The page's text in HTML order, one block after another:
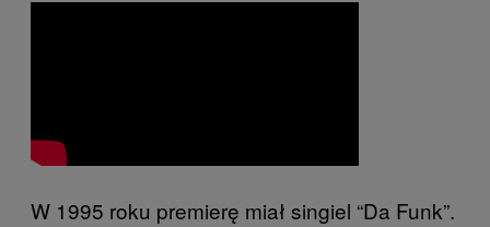
W 1995 roku premierę miał singiel “Da Funk”.